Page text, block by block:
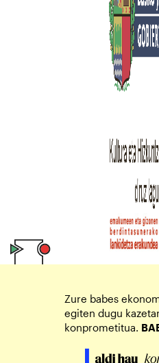
Zure babes
egiten dugu
konprometitua.